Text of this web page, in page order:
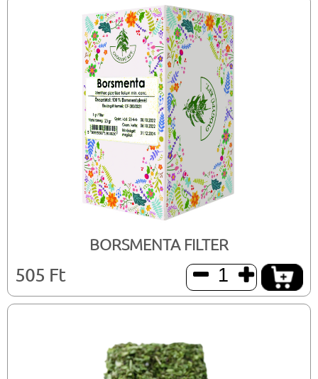
BORSMENTA FILTER
505 Ft  